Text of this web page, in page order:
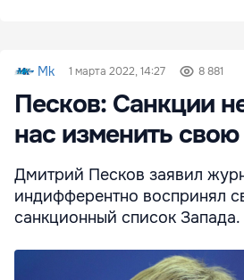
Mk 1 марта 2022, 14:27 8 881
Песков: Санкции
нас изменить
Дмитрий Песков заявил
индифферентно воспринял
санкционный список Запада.